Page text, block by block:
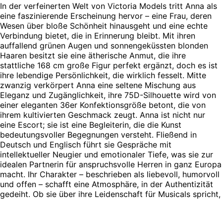
In der verfeinerten Welt von Victoria Models tritt Anna als
eine faszinierende Erscheinung hervor – eine Frau, deren
Wesen über bloße Schönheit hinausgeht und eine echte
Verbindung bietet, die in Erinnerung bleibt. Mit ihren
auffallend grünen Augen und sonnengeküssten blonden
Haaren besitzt sie eine ätherische Anmut, die ihre
stattliche 168 cm große Figur perfekt ergänzt, doch es ist
ihre lebendige Persönlichkeit, die wirklich fesselt. Mitte
zwanzig verkörpert Anna eine seltene Mischung aus
Eleganz und Zugänglichkeit, ihre 75D-Silhouette wird von
einer eleganten 36er Konfektionsgröße betont, die von
ihrem kultivierten Geschmack zeugt. Anna ist nicht nur
eine Escort; sie ist eine Begleiterin, die die Kunst
bedeutungsvoller Begegnungen versteht. Fließend in
Deutsch und Englisch führt sie Gespräche mit
intellektueller Neugier und emotionaler Tiefe, was sie zur
idealen Partnerin für anspruchsvolle Herren in ganz Europa
macht. Ihr Charakter – beschrieben als liebevoll, humorvoll
und offen – schafft eine Atmosphäre, in der Authentizität
gedeiht. Ob sie über ihre Leidenschaft für Musicals spricht,